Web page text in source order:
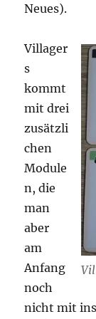
Neues).
Villager
s
kommt
mit drei
zusätzli
chen
Module
n, die
man
aber
am
Anfang
noch
nicht mit